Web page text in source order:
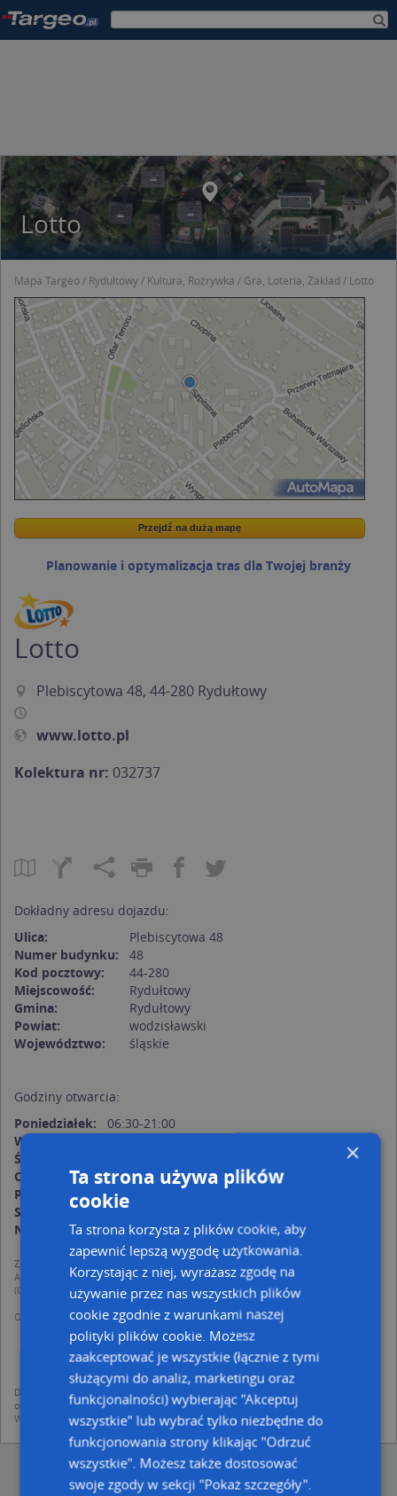
Lotto
Mapa Targeo Rydułtowy Kultura, Rozrywka Gra, Loteria, Zakład Lotto
Wstaw tę mapkę na swoją stronę
Przejdź na dużą mapę
Przejdź na dużą mapę
Planowanie i optymalizacja tras dla Twojej branży
Lotto
Plebiscytowa 48, 44-280 Rydułtowy
www.lotto.pl
Kolektura nr: 032737
Dokładny adresu dojazdu:
Ulica:
Plebiscytowa 48
Numer budynku:
48
Kod pocztowy:
44-280
Miejscowość:
Rydułtowy
Gmina:
Rydułtowy
Powiat:
wodzisławski
Województwo:
śląskie
Godziny otwarcia:
Poniedziałek:
06:30-21:00
Wtorek:
Środa:
Czwartek:
06:30-21:00
Piątek:
06:30-21:00
Sobota:
06:30-21:00
Niedziela:
nieczynne
Zgodnie z Rozporządzeniem PE i Rady (UE) o Ochronie Danych Osobowych
Administratorem (RODO), administratorem danych jest AutoMapa sp. z o.o.
(Operator) z siedzibą w Warszawie przy ulicy Domaniewskiej 37.
Operator przetwarza dane osobowe w celu:
dodania ich do bazy Targeo oraz publikacji w wyszukiwarce firm i na
mapach (art. 6 ust. 1 lit. f RODO)
udostępniania danych o firmach partnerom biznesowym operatora (art.
6 ust. 1 lit. f RODO)
Dane pochodzą z publicznych baz CEIDG, GUS, REGON, z firmowych stron www
oraz od podmiotów zewnętrznych.
Więcej informacji dot. RODO:http://regulamin.automapa.pl/odo_przetwarzanie/
×
Ta strona używa plików
cookie
Ta strona korzysta z plików cookie, aby
zapewnić lepszą wygodę użytkowania.
Korzystając z niej, wyrażasz zgodę na
używanie przez nas wszystkich plików
cookie zgodnie z warunkami naszej
polityki plików cookie. Możesz
zaakceptować je wszystkie (łącznie z tymi
służącymi do analiz, marketingu oraz
funkcjonalności) wybierając "Akceptuj
wszystkie" lub wybrać tylko niezbędne do
funkcjonowania strony klikając "Odrzuć
wszystkie". Możesz także dostosować
swoje zgody w sekcji "Pokaż szczegóły".